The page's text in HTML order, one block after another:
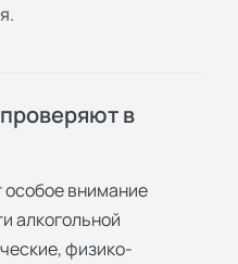
в
внимание
алкогольной
физико-